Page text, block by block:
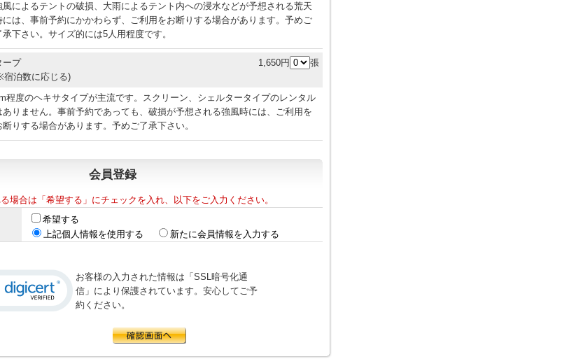
風によるテントの破損、大雨によるテント内への浸水などが予想される荒天
には、事前予約にかかわらず、ご利用をお断りする場合があります。予めご
承下さい。サイズ的には5人用程度です。
ープ
宿泊数に応じる)
1,650円 張
程度のヘキサタイプが主流です。スクリーン、シェルタータイプのレンタル
ありません。事前予約であっても、破損が予想される強風時には、ご利用を
断りする場合があります。予めご了承下さい。
会員登録
場合は「希望する」にチェックを入れ、以下をご入力ください。
希望する
上記個人情報を使用する
新たに会員情報を入力する
お客様の入力された情報は「SSL暗号化通
信」により保護されています。安心してご予
約ください。